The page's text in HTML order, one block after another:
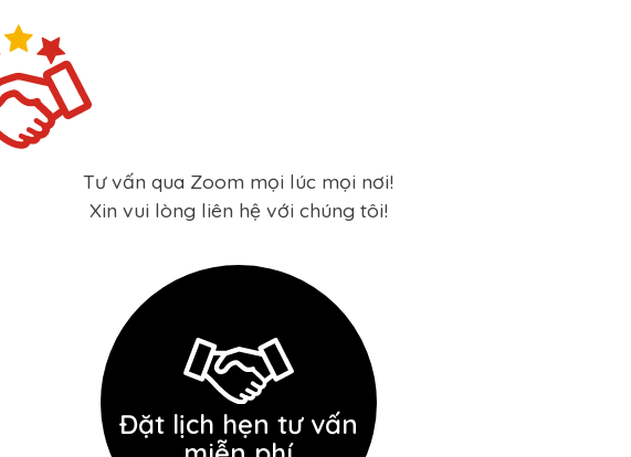
Tư vấn qua Zoom mọi lúc mọi nơi!
Xin vui lòng liên hệ với chúng tôi!
Đặt lịch hẹn tư vấn